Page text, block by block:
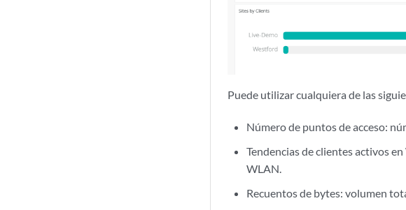
Puede utilizar cualquiera de las
Número de puntos de acceso:
Tendencias de clientes activos
WLAN.
Recuentos de bytes: volumen